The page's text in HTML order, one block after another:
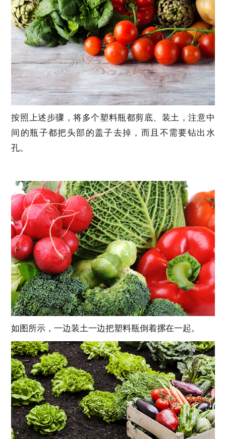
按照上述步骤，将多个塑料瓶都剪底、装土，注意中
间的瓶子都把头部的盖子去掉，而且不需要钻出水
孔。
如图所示，一边装土一边把塑料瓶倒着摞在一起。